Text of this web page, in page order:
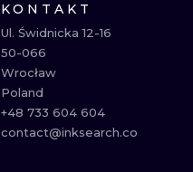
KONTAKT
Ul. Świdnicka 12-16
50-066
Wrocław
Poland
+48 733 604 604
contact@inksearch.co